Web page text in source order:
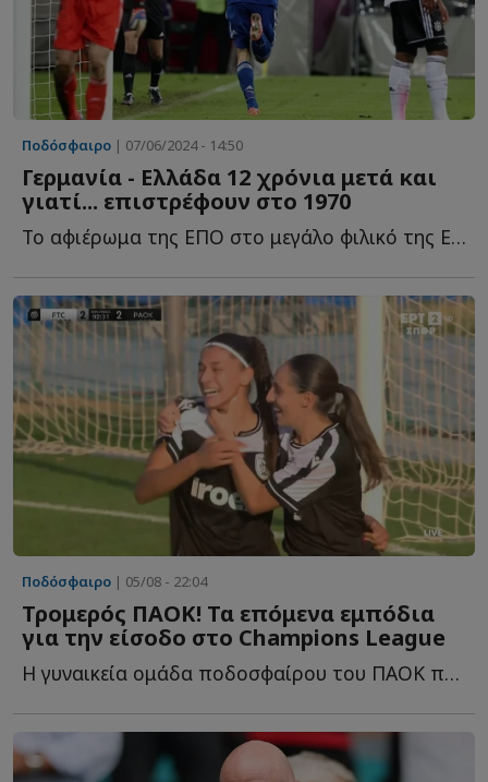
Ποδόσφαιρο | 07/06/2024 - 14:50
Γερμανία - Ελλάδα 12 χρόνια μετά και
γιατί... επιστρέφουν στο 1970
Το αφιέρωμα της ΕΠΟ στο μεγάλο φιλικό της Εθνικής Ελλάδας μ...
Ποδόσφαιρο | 05/08 - 22:04
Τρομερός ΠΑΟΚ! Τα επόμενα εμπόδια
για την είσοδο στο Champions League
Η γυναικεία ομάδα ποδοσφαίρου του ΠΑΟΚ προκρίθηκε σ...